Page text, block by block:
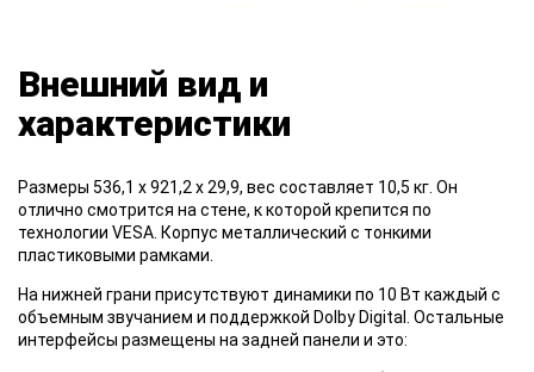
Внешний вид и
характеристики
Размеры 536,1 х 921,2 х 29,9, вес составляет 10,5 кг. Он
отлично смотрится на стене, к которой крепится по
технологии VESA. Корпус металлический с тонкими
пластиковыми рамками.
На нижней грани присутствуют динамики по 10 Вт каждый с
объемным звучанием и поддержкой Dolby Digital. Остальные
интерфейсы размещены на задней панели и это: